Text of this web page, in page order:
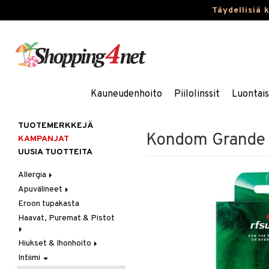
Täydellisiä
Kauneudenhoito Piilolinssit
Kondom Grande
TUOTEMERKKEJÄ
KAMPANJAT
UUSIA TUOTTEITA
Allergia
Nenäsuihkeet
Silmätipat
Apuvälineet
Hygienia
Kävely & Seisominen
Saa kiinni & Ylety
Eroon tupakasta
Haavat, Puremat & Pistot
Ensiapu
Haavat
Hiukset & Ihonhoito
Erityistuotteet
Intiimi